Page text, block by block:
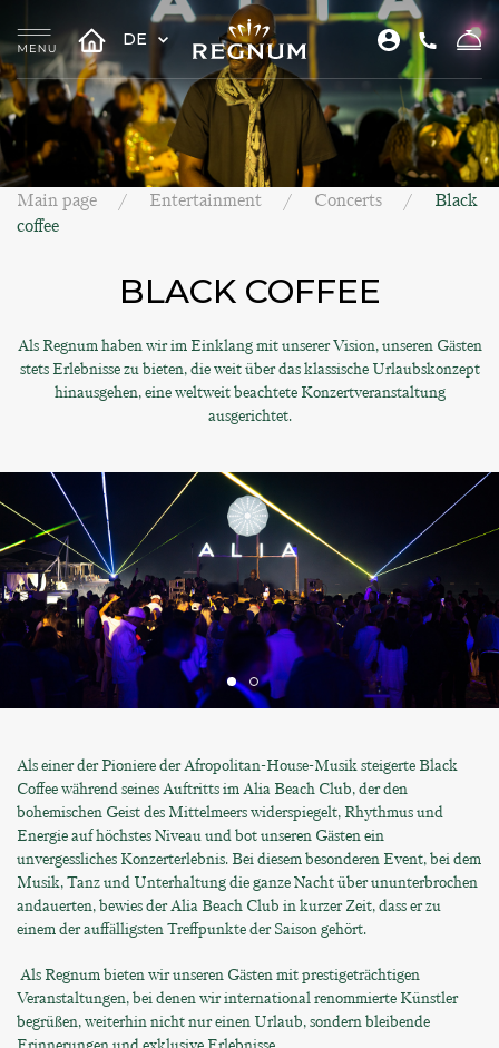
DE
Main page Entertainment Concerts
Black
coffee
BLACK COFFEE
Als Regnum haben wir im Einklang mit unserer Vision, unseren Gästen
stets Erlebnisse zu bieten, die weit über das klassische Urlaubskonzept
hinausgehen, eine weltweit beachtete Konzertveranstaltung
ausgerichtet.
Als einer der Pioniere der Afropolitan-House-Musik steigerte Black
Coffee während seines Auftritts im Alia Beach Club, der den
bohemischen Geist des Mittelmeers widerspiegelt, Rhythmus und
Energie auf höchstes Niveau und bot unseren Gästen ein
unvergessliches Konzerterlebnis. Bei diesem besonderen Event, bei dem
Musik, Tanz und Unterhaltung die ganze Nacht über ununterbrochen
andauerten, bewies der Alia Beach Club in kurzer Zeit, dass er zu
einem der auffälligsten Treffpunkte der Saison gehört.
Als Regnum bieten wir unseren Gästen mit prestigeträchtigen
Veranstaltungen, bei denen wir international renommierte Künstler
begrüßen, weiterhin nicht nur einen Urlaub, sondern bleibende